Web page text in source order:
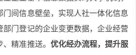
门间信息壁垒，实现人社一体化信息
部门登记的企业变更数据，企业经营
精准推送。 优化经办流程，提升服